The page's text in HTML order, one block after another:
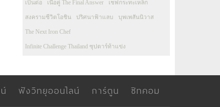
เป็นต่อ เนื้อคู่ The Final Answer เชฟกระทะเหล็ก
สงครามชีวิตโอชิน ปริศนาฟ้าแลบ บุพเพสันนิวาส
The Next Iron Chef
Infinite Challenge Thailand ซุปตาร์ท้าแข่ง
ฟังวิทยุออนไลน์ การ์ตูน ซิทคอม